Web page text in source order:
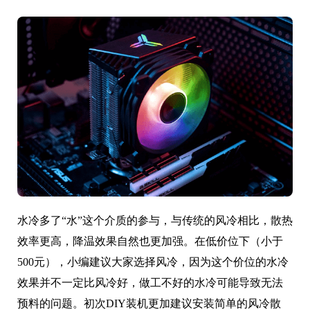
水冷多了“水”这个介质的参与，与传统的风冷相比，散热
效率更高，降温效果自然也更加强。在低价位下（小于
500元），小编建议大家选择风冷，因为这个价位的水冷
效果并不一定比风冷好，做工不好的水冷可能导致无法
预料的问题。初次DIY装机更加建议安装简单的风冷散